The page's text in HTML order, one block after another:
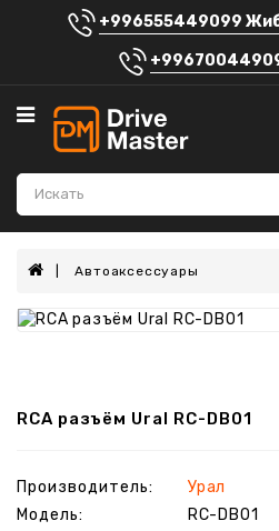
+996555449099
Категории
Аккумуляторы
Автомагнитолы
Штатные
устройства
Автозвук
Блог
Автоаксессуары
RCA разъём Ural RC-DB01
Производитель:
Урал
Модель:
RC-DB01